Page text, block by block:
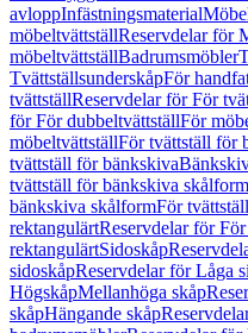
avloppInfästningsmaterial
möbeltvättställReservdelar för
möbeltvättställBadrumsmöbler
TvättställsunderskåpFör
tvättställReservdelar för För
för För dubbeltvättställFör
möbeltvättställFör tvättställ för
tvättställ för bänkskiva
tvättställ för bänkskiva skålform
bänkskiva skålformFör
rektangulärtReservdelar för
rektangulärtSidoskåp
sidoskåpReservdelar för Låga
HögskåpMellanhöga skåp
skåpHängande skåp